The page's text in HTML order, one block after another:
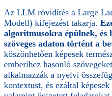
Az LLM rövidítés a Large
Modell) kifejezést takarja.
algoritmusokra épülnek, és
szöveges adaton történt a
köszönhetően képesek
emberihez hasonló
alkalmazzák a nyelvi
kontextust, és ezáltal